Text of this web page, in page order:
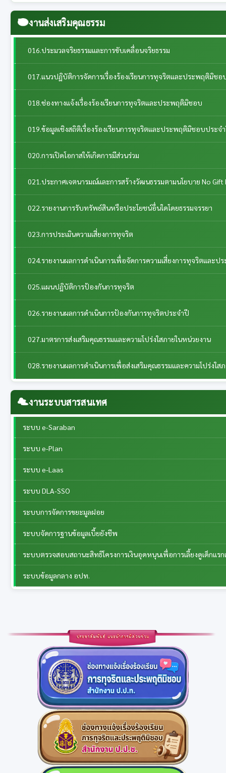
งานส่งเสริมคุณธรรม
016.ประมวลจริยธรรมและการขับเคลื่อนจริยธรรม
017.แนวปฏิบัติการจัดการเรื่องร้องเรียนการทุจริตและประพฤติมิชอ
018.ช่องทางแจ้งเรื่องร้องเรียนการทุจริตและประพฤติมิชอบ
019.ข้อมูลเชิงสถิติเรื่องร้องเรียนการทุจริตและประพฤติมิชอบประจ
020.การเปิดโอกาสให้เกิดการมีส่วนร่วม
021.ประกาศเจตนารมณ์และการสร้างวัฒนธรรมตามนโยบาย No Gift
022.รายงานการรับทรัพย์สินหรือประโยชน์อื่นใดโดยธรรมจรรยา
023.การประเมินความเสี่ยงการทุจริต
024.รายงานผลการดำเนินการเพื่อจัดการความเสี่ยงการทุจริตและ
025.แผนปฏิบัติการป้องกันการทุจริต
026.รายงานผลการดำเนินการป้องกันการทุจริตประจำปี
027.มาตรการส่งเสริมคุณธรรมและความโปร่งใสภายในหน่วยงาน
028.รายงานผลการดำเนินการเพื่อส่งเสริมคุณธรรมและความโปร่งใส
งานระบบสารสนเทศ
ระบบ e-Saraban
ระบบ e-Plan
ระบบ e-Laas
ระบบ DLA-SSO
ระบบการจัดการขยะมูลฝอย
ระบบจัดการฐานข้อมูลเบี้ยยังชีพ
ระบบตรวจสอบสถานะสิทธิโครงการเงินอุดหนุนเพื่อการเลี้ยงดูเด็กแรก
ระบบข้อมูลกลาง อปท.